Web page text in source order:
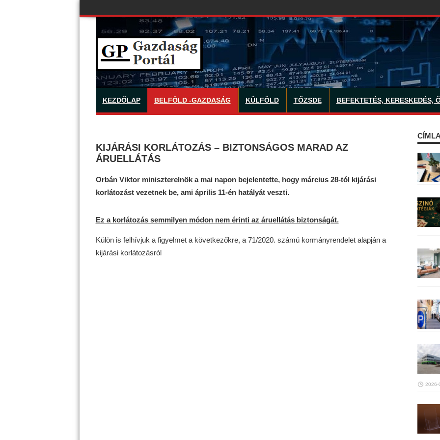
KEZDŐLAP BELFÖLD -GAZDASÁG KÜLFÖLD TŐZSDE BEFEKTETÉS, KERESKEDÉS,
KIJÁRÁSI KORLÁTOZÁS – BIZTONSÁGOS MARAD AZ
ÁRUELLÁTÁS
Orbán Viktor miniszterelnök a mai napon bejelentette, hogy március 28-tól kijárási
korlátozást vezetnek be, ami április 11-én hatályát veszti.
Ez a korlátozás semmilyen módon nem érinti az áruellátás biztonságát.
Külön is felhívjuk a figyelmet a következőkre, a 71/2020. számú kormányrendelet alapján a
kijárási korlátozásról
2026-